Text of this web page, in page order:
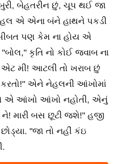
બેહતરીન છું, ચૂપ થઈ જા
એ એના બંને હાથને પકડી
પણ કેમ ના હોય એ
કૃતિ નો કોઈ જવાબ ના
મી! આટલી તો ખરાબ છું
એને નેહલની આંખોમાં
એ આંખો આંખો નહોતી, એનું
ને! મારી બસ છૂટી જશે!" હજી
"જા તો નહીં કંઇ